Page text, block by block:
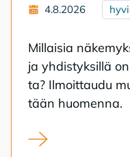
4.8.2026
Mil­lai­sia
ja yh­dis­tyk­sil­lä
ta? Il­moit­tau­du
tään huo­men­na.
Kirjasto